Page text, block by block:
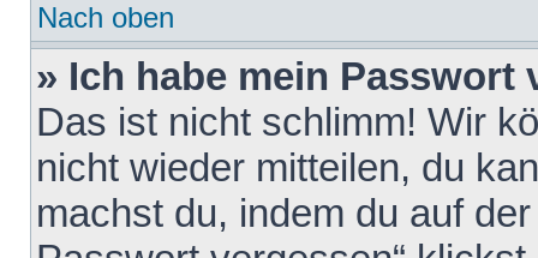
Nach oben
» Ich habe mein Passwort
Das ist nicht schlimm! Wir
nicht wieder mitteilen, du
machst du, indem du auf